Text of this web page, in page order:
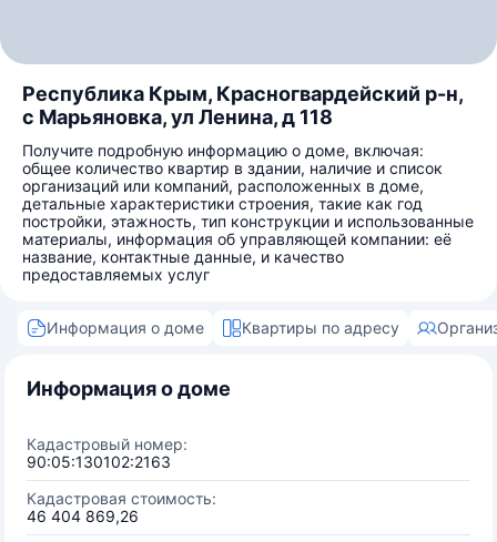
Республика Крым, Красногвардейский р-н,
с Марьяновка, ул Ленина, д 118
Получите подробную информацию о доме, включая:
общее количество квартир в здании, наличие и список
организаций или компаний, расположенных в доме,
детальные характеристики строения, такие как год
постройки, этажность, тип конструкции и использованные
материалы, информация об управляющей компании: её
название, контактные данные, и качество
предоставляемых услуг
Информация о доме Квартиры по адресу
Информация о доме
Кадастровый номер:
90:05:130102:2163
Кадастровая стоимость:
46 404 869,26